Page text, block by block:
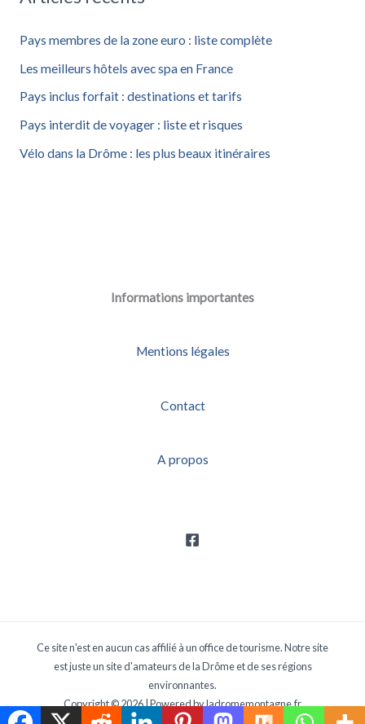
c
h
e
r
Pays membres de la zone euro : liste complète
Les meilleurs hôtels avec spa en France
Pays inclus forfait : destinations et tarifs
Pays interdit de voyager : liste et risques
Vélo dans la Drôme : les plus beaux itinéraires
Informations importantes
Mentions légales
Contact
A propos
Ce site n'est en aucun cas affilié à un office de tourisme. Notre site
est juste un site d'amateurs de la Drôme et de ses régions
environnantes.
Copyright © 2026 | Powered by ladromemontagne.fr